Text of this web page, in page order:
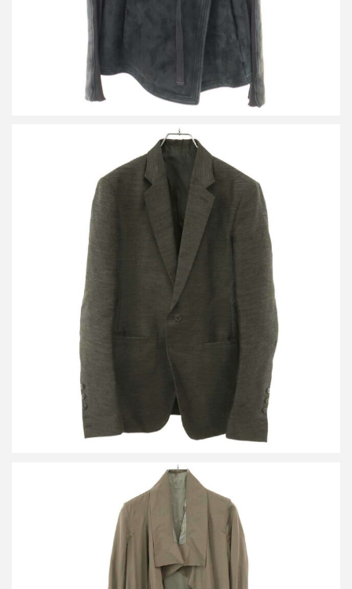
リックオウエンス 17SS 1Bテーラードジャケット RR17S9751-JK
買取金額25,000円
詳しく見る